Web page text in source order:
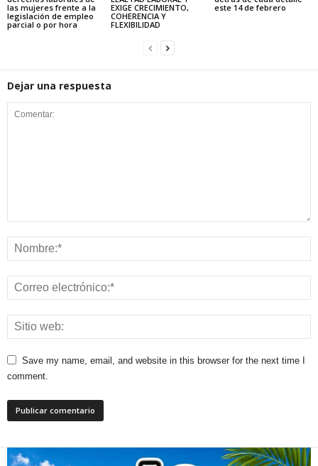
las mujeres frente a la
legislación de empleo
parcial o por hora
EXIGE CRECIMIENTO,
COHERENCIA Y
FLEXIBILIDAD
este 14 de febrero
Dejar una respuesta
Save my name, email, and website in this browser for the next time I
comment.